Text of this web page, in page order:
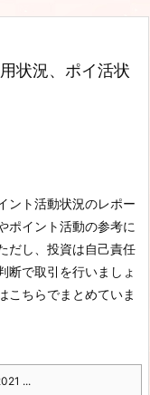
状況、ポイ活状
ント活動状況のレポー
ポイント活動の参考に
だし、投資は自己責任
断で取引を行いましょ
こちらでまとめていま
...